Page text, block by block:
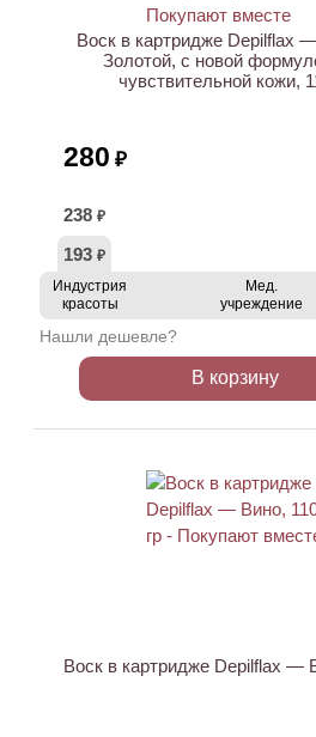
Воск в картридже Depilflax
Золотой, с новой
чувствительной кожи,
280 ₽
238 ₽
193 ₽
Индустрия
красоты
Мед.
учреждение
Нашли дешевле?
В корзину
Воск в картридже Depilflax —